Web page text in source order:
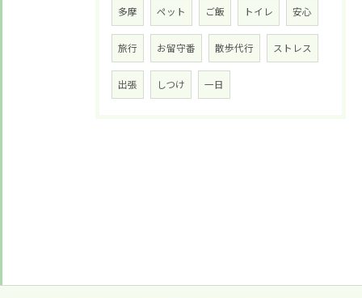
多摩 ペット ご飯 トイレ 安心
旅行 お留守番 散歩代行 ストレス
出張 しつけ 一日